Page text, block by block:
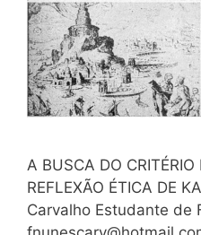
A BUSCA DO
REFLEXÃO ÉTICA DE
Carvalho Estudante de